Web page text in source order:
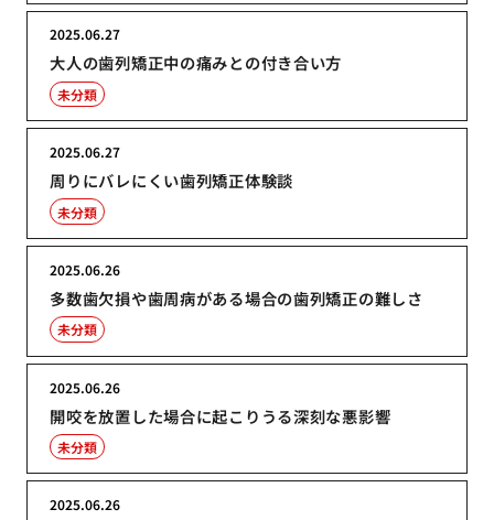
大人の歯列矯正中の痛みとの付き合い方
2025.06.27
未分類
周りにバレにくい歯列矯正体験談
2025.06.27
未分類
多数歯欠損や歯周病がある場合の歯列矯正の難しさ
2025.06.26
未分類
開咬を放置した場合に起こりうる深刻な悪影響
2025.06.26
未分類
2025.06.26